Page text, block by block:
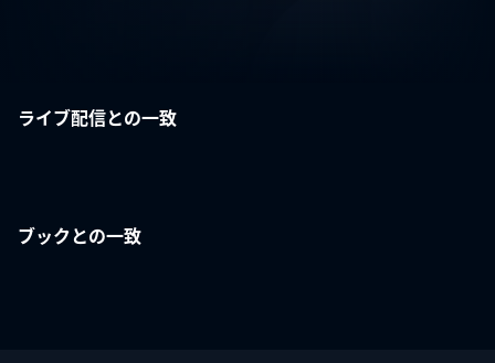
ライブ配信との一致
ブックとの一致